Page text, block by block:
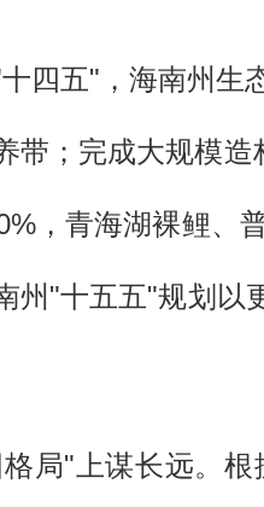
四五"，海南州生
带；完成大规模
，青海湖裸鲤、
州"十五五"规划以
局"上谋长远。